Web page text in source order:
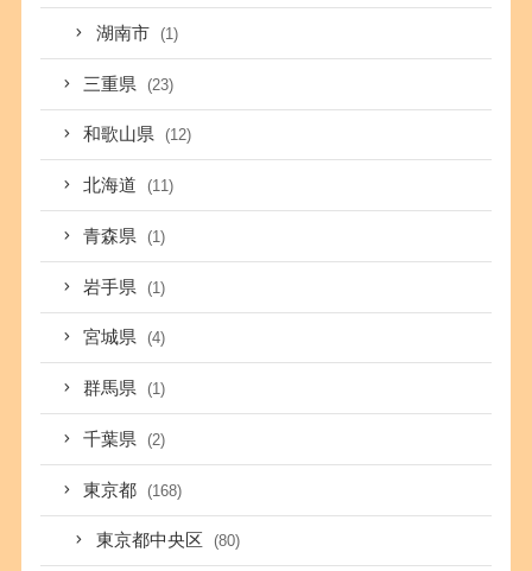
湖南市 (1)
三重県 (23)
和歌山県 (12)
北海道 (11)
青森県 (1)
岩手県 (1)
宮城県 (4)
群馬県 (1)
千葉県 (2)
東京都 (168)
東京都中央区 (80)